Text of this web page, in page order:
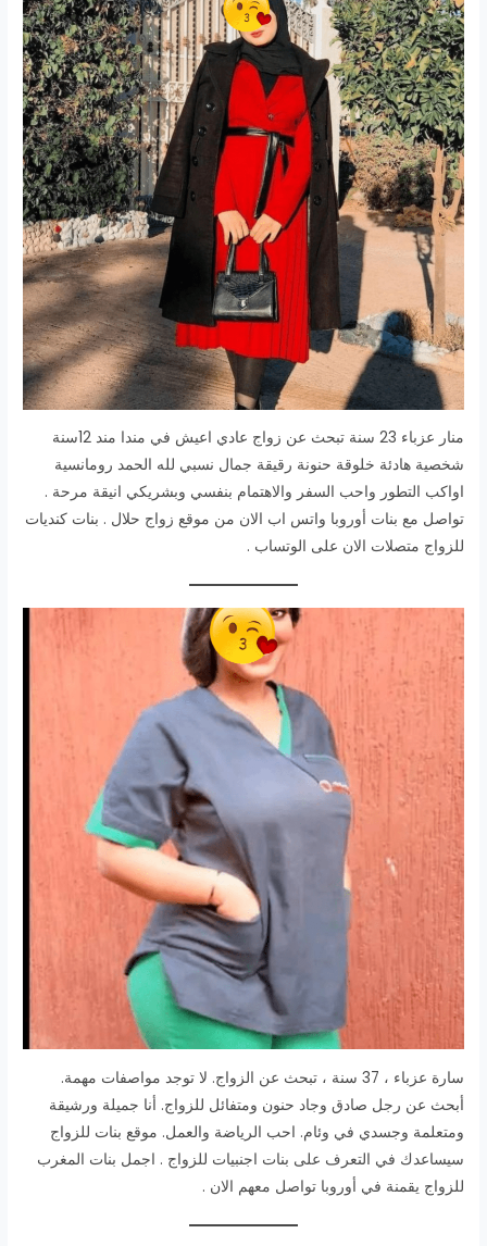
منار عزباء 23 سنة تبحث عن زواج عادي اعيش في مندا مند 12سنة
شخصية هادئة خلوقة حنونة رقيقة جمال نسبي لله الحمد رومانسية
اواكب التطور واحب السفر والاهتمام بنفسي وبشريكي انيقة مرحة .
تواصل مع بنات أوروبا واتس اب الان من موقع زواج حلال . بنات كنديات
للزواج متصلات الان على الوتساب .
سارة عزباء ، 37 سنة ، تبحث عن الزواج. لا توجد مواصفات مهمة.
أبحث عن رجل صادق وجاد حنون ومتفائل للزواج. أنا جميلة ورشيقة
ومتعلمة وجسدي في وئام. احب الرياضة والعمل. موقع بنات للزواج
سيساعدك في التعرف على بنات اجنبيات للزواج . اجمل بنات المغرب
للزواج يقمنة في أوروبا تواصل معهم الان .